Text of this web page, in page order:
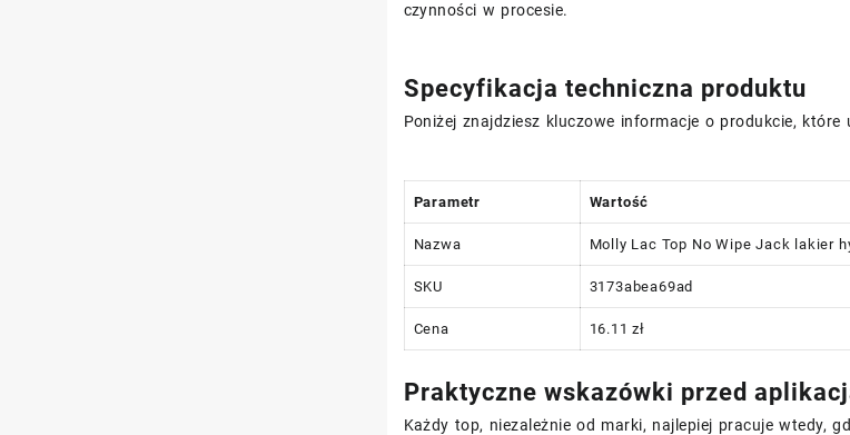
czynności w procesie.
Specyfikacja techniczna produktu
Poniżej znajdziesz kluczowe informacje o produkcie,
Parametr Wartość
Nazwa Molly Lac Top No Wipe Jack lakier
SKU 3173abea69ad
Cena 16.11 zł
Praktyczne wskazówki przed
Każdy top, niezależnie od marki, najlepiej pracuje wtedy,